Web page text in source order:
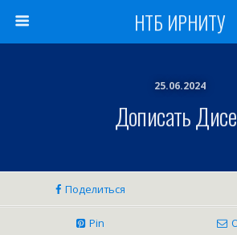
НТБ ИРНИТУ
25.06.2024
Дописать
Поделиться
Pin